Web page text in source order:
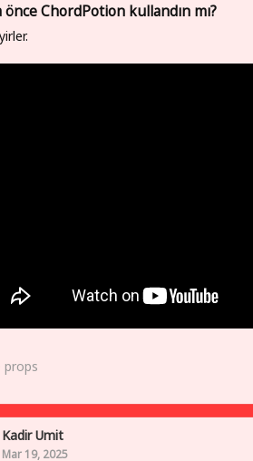
önce ChordPotion kullandın mı?
props
Kadir Umit
Mar 19, 2025